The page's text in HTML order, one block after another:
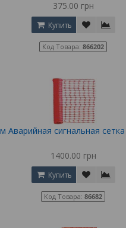
375.00 грн
Купить
Код Товара: 866202
Аварийная сигнальная
1400.00 грн
Купить
Код Товара: 86682